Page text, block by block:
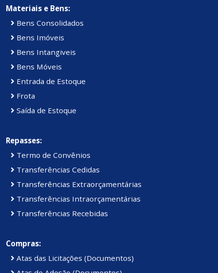
Materiais e Bens:
Bens Consolidados
Bens Imóveis
Bens Intangiveis
Bens Móveis
Entrada de Estoque
Frota
Saída de Estoque
Repasses:
Termo de Convênios
Transferências Cedidas
Transferências Extraorçamentárias
Transferências Intraorçamentárias
Transferências Recebidas
Compras:
Atas das Licitações (Documentos)